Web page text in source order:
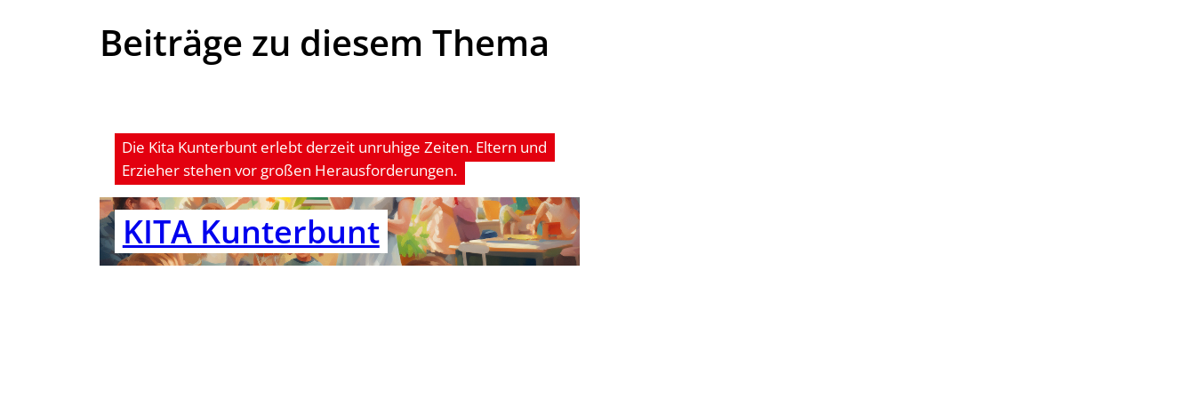
Beiträge zu diesem Thema
Die Kita Kunterbunt erlebt derzeit unruhige Zeiten. Eltern und
Erzieher stehen vor großen Herausforderungen.
KITA Kun­ter­bunt